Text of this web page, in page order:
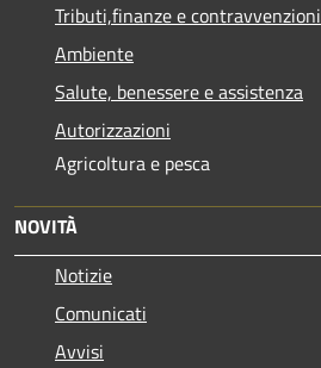
Tributi,finanze e contravvenzioni
Ambiente
Salute, benessere e assistenza
Autorizzazioni
Agricoltura e pesca
NOVITÀ
Notizie
Comunicati
Avvisi